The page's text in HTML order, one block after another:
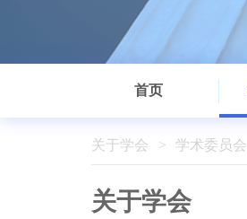
首页
关于学会 学术委员会
关于学会